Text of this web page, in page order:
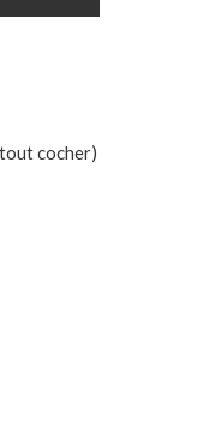
cocher)